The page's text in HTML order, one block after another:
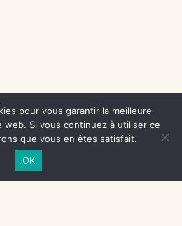
pour vous garantir la meilleure
Si vous continuez à utiliser ce
que vous en êtes satisfait.
OK